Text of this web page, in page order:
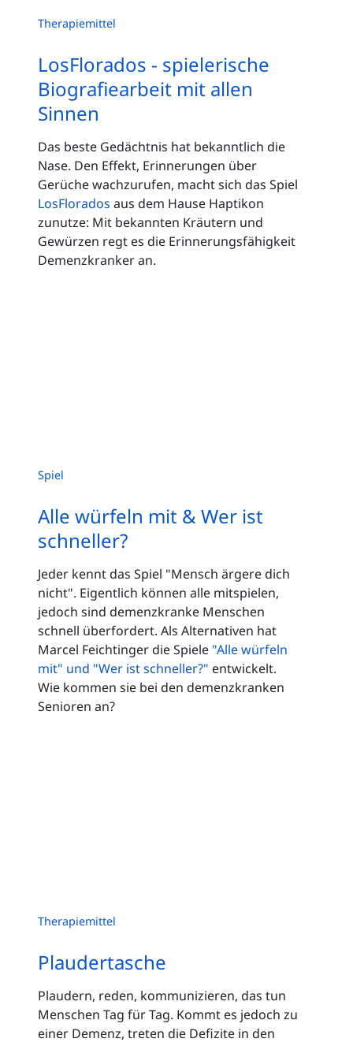
Therapiemittel
LosFlorados - spielerische
Biografiearbeit mit allen
Sinnen
Das beste Gedächtnis hat bekanntlich die
Nase. Den Effekt, Erinnerungen über
Gerüche wachzurufen, macht sich das Spiel
LosFlorados aus dem Hause Haptikon
zunutze: Mit bekannten Kräutern und
Gewürzen regt es die Erinnerungsfähigkeit
Demenzkranker an.
Spiel
Alle würfeln mit & Wer ist
schneller?
Jeder kennt das Spiel "Mensch ärgere dich
nicht". Eigentlich können alle mitspielen,
jedoch sind demenzkranke Menschen
schnell überfordert. Als Alternativen hat
Marcel Feichtinger die Spiele "Alle würfeln
mit" und "Wer ist schneller?" entwickelt.
Wie kommen sie bei den demenzkranken
Senioren an?
Therapiemittel
Plaudertasche
Plaudern, reden, kommunizieren, das tun
Menschen Tag für Tag. Kommt es jedoch zu
einer Demenz, treten die Defizite in den